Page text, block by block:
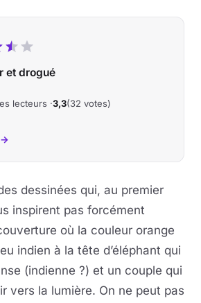
et drogué
lecteurs ·3,3(32 votes)
→
dessinées qui, au premier
inspirent pas forcément
où la couleur orange
indien à la tête d’éléphant qui
(indienne ?) et un couple qui
vers la lumière. On ne peut pas